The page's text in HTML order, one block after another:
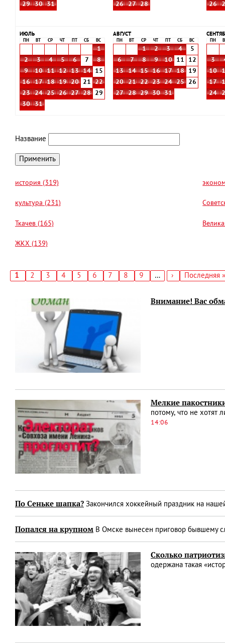
29
30 31
26
27 28
26
ИЮЛЬ
ПН ВТ СР ЧТ СБ ВС
1
2
3 4 5 6 7
8
9
10 11 12 13 14
15
16
17 18 19 20 21
22
23
24 25 26 27 28
29
30
31
АВГУСТ
ПН ВТ СР ЧТ СБ ВС
1 2 3 4
5
6
7 8 9 10 11
12
13
14 15 16 17 18
19
20
21 22 23 24 25
26
27
28 29 30 31
ПН
3
10
17
24
Название
история (319)
культура (231)
Ткачев (165)
ЖКХ (139)
Текущая
1 Страница
2 Страница
3 Страница
4 Страница
5 Страница
6 Страница
7 Страница
8 Страница
9 …
Следующая
›
Последняя
Последняя »
Внимание! Вас
Мелкие
потому, что не хотят
14:06
По Сеньке шапка? Закончился хоккейный праздник на
Попался на крупном В Омске вынесен приговор бывшему
Сколько
одержана такая